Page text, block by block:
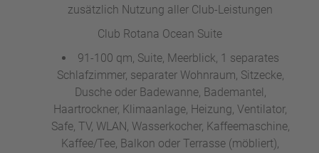
zusätzlich Nutzung aller Club-Leistungen
Club Rotana Ocean Suite
91-100 qm, Suite, Meerblick, 1 separates
Schlafzimmer, separater Wohnraum, Sitzecke,
Dusche oder Badewanne, Bademantel,
Haartrockner, Klimaanlage, Heizung, Ventilator,
Safe, TV, WLAN, Wasserkocher, Kaffeemaschine,
Kaffee/Tee, Balkon oder Terrasse (möbliert),